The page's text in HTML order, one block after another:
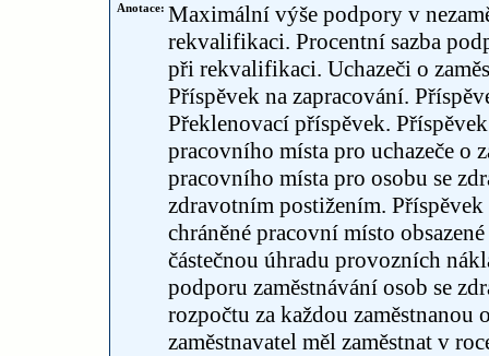
Anotace: Maximální výše podpory v
rekvalifikaci. Procentní sazba
při rekvalifikaci. Uchazeči o
Příspěvek na zapracování.
Překlenovací příspěvek.
pracovního místa pro uchazeče o
pracovního místa pro osobu se
zdravotním postižením.
chráněné pracovní místo
částečnou úhradu provozních
podporu zaměstnávání osob se
rozpočtu za každou
zaměstnavatel měl zaměstnat v